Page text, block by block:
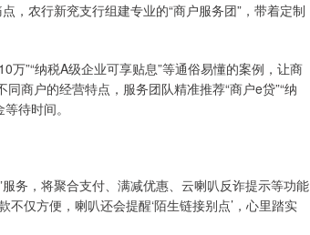
农行新兖支行组建专业的“商户服务团”，带着定制
”“纳税A级企业可享贴息”等通俗易懂的案例，让商
商户的经营特点，服务团队精准推荐“商户e贷”“纳
待时间。
务，将聚合支付、满减优惠、云喇叭反诈提示等功能
仅方便，喇叭还会提醒‘陌生链接别点’，心里踏实